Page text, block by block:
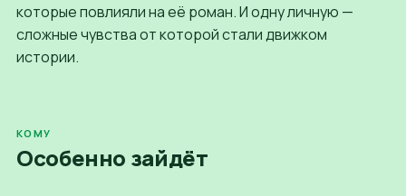
которые повлияли на её роман. И одну личную —
сложные чувства от которой стали движком
истории.
КОМУ
Особенно зайдёт